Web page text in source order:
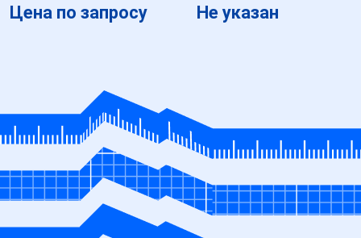
Цена по запросу Не указан